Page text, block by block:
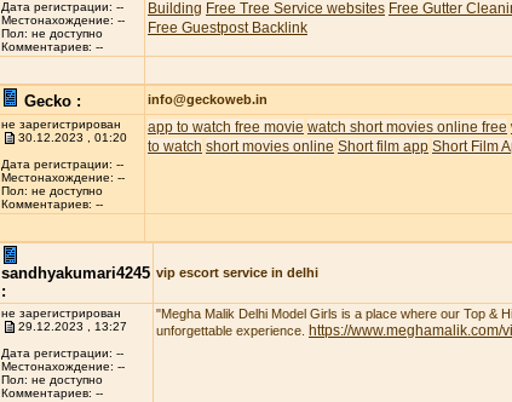
Дата регистрации: --
Местонахождение: --
Пол: не доступно
Комментариев: --
Building Free Tree Service websites Free Gutter
Free Guestpost Backlink
Gecko : info@geckoweb.in
не зарегистрирован
30.12.2023 , 01:20
Дата регистрации: --
Местонахождение: --
Пол: не доступно
Комментариев: --
app to watch free movie watch short movies online free
to watch short movies online Short film app Short Film
sandhyakumari4245
:
vip escort service in delhi
не зарегистрирован
29.12.2023 , 13:27
Дата регистрации: --
Местонахождение: --
Пол: не доступно
Комментариев: --
"Megha Malik Delhi Model Girls is a place where our Top &
unforgettable experience.
https://www.meghamalik.com/